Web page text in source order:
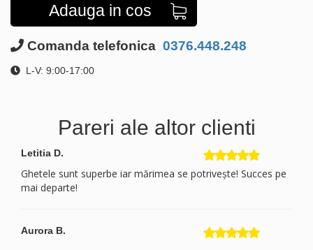
Adauga in cos
Comanda telefonica 0376.448.248
L-V: 9:00-17:00
Pareri ale altor clienti
Letitia D.
Ghetele sunt superbe iar mărimea se potrivește! Succes pe
mai departe!
Aurora B.